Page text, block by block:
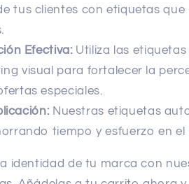
tus clientes con etiquetas
Efectiva: Utiliza las
visual para fortalecer la
especiales.
Nuestras etiquetas
tiempo y esfuerzo en el
identidad de tu marca con